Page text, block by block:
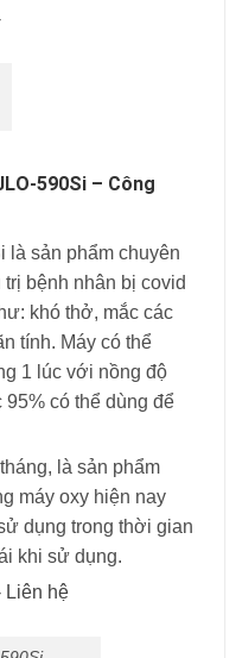
590Si – Công
là sản phẩm chuyên
bệnh nhân bị covid
khó thở, mắc các
tính. Máy có thể
1 lúc với nồng độ
có thể dùng để
là sản phẩm
máy oxy hiện nay
dụng trong thời gian
khi sử dụng.